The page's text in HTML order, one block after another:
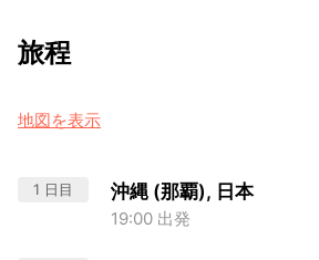
旅程
地図を表示
1 日目 沖縄 (那覇), 日本
19:00 出発